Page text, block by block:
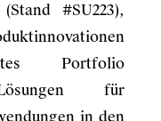
#SU223),
Portfolio
für
in den